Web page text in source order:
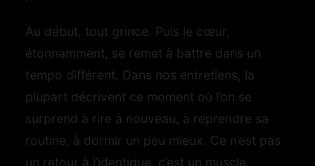
Au début, tout grince. Puis le cœur,
étonnamment, se remet à battre dans un
tempo différent. Dans nos entretiens, la
plupart décrivent ce moment où l’on se
surprend à rire à nouveau, à reprendre sa
routine, à dormir un peu mieux. Ce n’est pas
un retour à l’identique, c’est un muscle